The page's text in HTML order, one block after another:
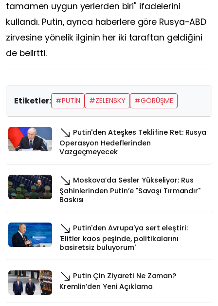
tamamen uygun yerlerden biri" ifadelerini
kullandı. Putin, ayrıca haberlere göre Rusya-ABD
zirvesine yönelik ilginin her iki taraftan geldiğini
de belirtti.
Etiketler: #PUTIN #ZELENSKY #GÖRÜŞME
Putin'den Ateşkes Teklifine Ret: Rusya
Operasyon Hedeflerinden
Vazgeçmeyecek
Moskova’da Sesler Yükseliyor: Rus
Şahinlerinden Putin’e "Savaşı Tırmandır"
Baskısı
Putin'den Avrupa'ya sert eleştiri:
'Elitler kaos peşinde, politikalarını
basiretsiz buluyorum'
Putin Çin Ziyareti Ne Zaman?
Kremlin’den Yeni Açıklama